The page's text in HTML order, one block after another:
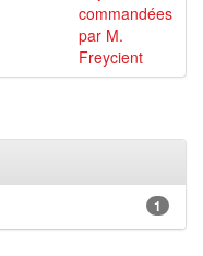
commandées
par M.
Freycient
1